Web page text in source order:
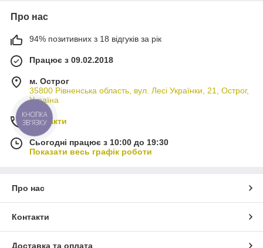
Про нас
94% позитивних з 18 відгуків за рік
Працює з 09.02.2018
м. Острог
35800 Рівненська область, вул. Лесі Українки, 21, Острог,
Україна
Контакти
Сьогодні працює з 10:00 до 19:30
Показати весь графік роботи
Про нас
Контакти
Доставка та оплата
КНОПКА
ЗВ'ЯЗКУ